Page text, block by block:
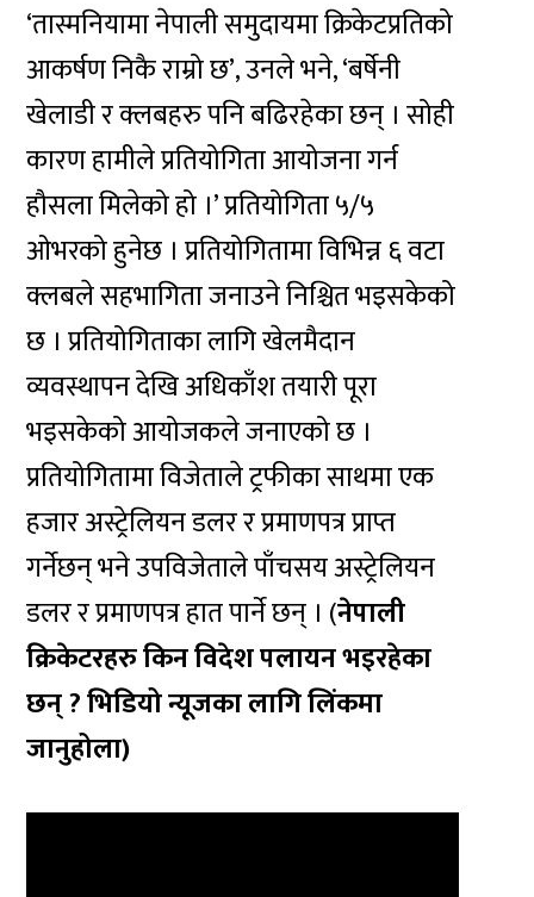
‘तास्मनियामा नेपाली समुदायमा क्रिकेटप्रतिको
आकर्षण निकै राम्रो छ’, उनले भने, ‘बर्षेनी
खेलाडी र क्लबहरु पनि बढिरहेका छन् । सोही
कारण हामीले प्रतियोगिता आयोजना गर्न
हौसला मिलेको हो ।’ प्रतियोगिता ५/५
ओभरको हुनेछ । प्रतियोगितामा विभिन्न ६ वटा
क्लबले सहभागिता जनाउने निश्चित भइसकेको
छ । प्रतियोगिताका लागि खेलमैदान
व्यवस्थापन देखि अधिकाँश तयारी पूरा
भइसकेको आयोजकले जनाएको छ ।
प्रतियोगितामा विजेताले ट्रफीका साथमा एक
हजार अस्ट्रेलियन डलर र प्रमाणपत्र प्राप्त
गर्नेछन् भने उपविजेताले पाँचसय अस्ट्रेलियन
डलर र प्रमाणपत्र हात पार्ने छन् । (नेपाली
क्रिकेटरहरु किन विदेश पलायन भइरहेका
छन् ? भिडियो न्यूजका लागि लिंकमा
जानुहोला)